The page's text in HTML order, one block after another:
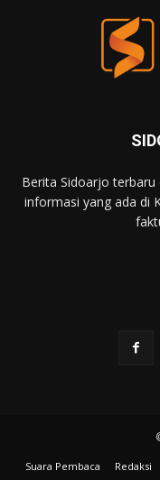
Berita Sidoarjo terbaru
informasi yang ada di
Suara Pembaca Redaksi